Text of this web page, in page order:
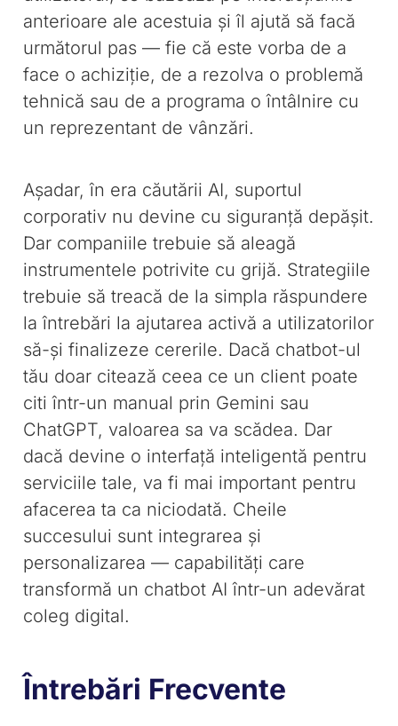
anterioare ale acestuia și îl ajută să facă
următorul pas — fie că este vorba de a
face o achiziție, de a rezolva o problemă
tehnică sau de a programa o întâlnire cu
un reprezentant de vânzări.
Așadar, în era căutării AI, suportul
corporativ nu devine cu siguranță depășit.
Dar companiile trebuie să aleagă
instrumentele potrivite cu grijă. Strategiile
trebuie să treacă de la simpla răspundere
la întrebări la ajutarea activă a utilizatorilor
să-și finalizeze cererile. Dacă chatbot-ul
tău doar citează ceea ce un client poate
citi într-un manual prin Gemini sau
ChatGPT, valoarea sa va scădea. Dar
dacă devine o interfață inteligentă pentru
serviciile tale, va fi mai important pentru
afacerea ta ca niciodată. Cheile
succesului sunt integrarea și
personalizarea — capabilități care
transformă un chatbot AI într-un adevărat
coleg digital.
Întrebări Frecvente